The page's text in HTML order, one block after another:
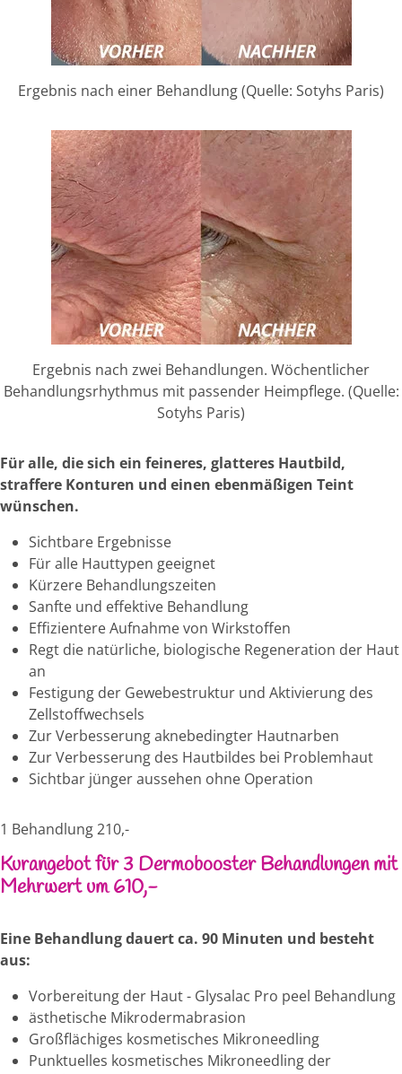
Ergebnis nach einer Behandlung (Quelle: Sotyhs Paris)
Ergebnis nach zwei Behandlungen. Wöchentlicher
Behandlungsrhythmus mit passender Heimpflege. (Quelle:
Sotyhs Paris)
Für alle, die sich ein feineres, glatteres Hautbild,
straffere Konturen und einen ebenmäßigen Teint
wünschen.
Sichtbare Ergebnisse
Für alle Hauttypen geeignet
Kürzere Behandlungszeiten
Sanfte und effektive Behandlung
Effizientere Aufnahme von Wirkstoffen
Regt die natürliche, biologische Regeneration der Haut
an
Festigung der Gewebestruktur und Aktivierung des
Zellstoffwechsels
Zur Verbesserung aknebedingter Hautnarben
Zur Verbesserung des Hautbildes bei Problemhaut
Sichtbar jünger aussehen ohne Operation
1 Behandlung 210,-
Kurangebot für 3 Dermobooster Behandlungen mit
Mehrwert um 610,-
Eine Behandlung dauert ca. 90 Minuten und besteht
aus:
Vorbereitung der Haut - Glysalac Pro peel Behandlung
ästhetische Mikrodermabrasion
Großflächiges kosmetisches Mikroneedling
Punktuelles kosmetisches Mikroneedling der